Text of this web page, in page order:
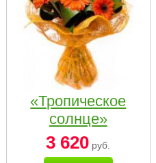
«Тропическое
солнце»
3 620 руб.